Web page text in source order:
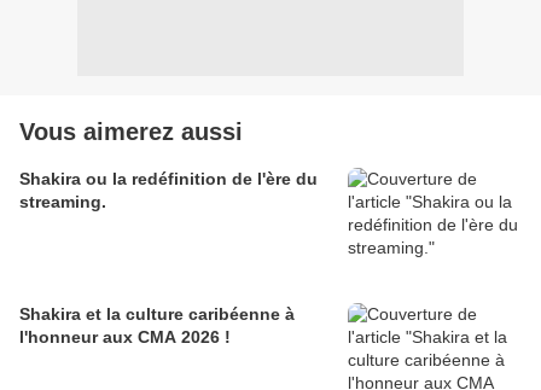
Vous aimerez aussi
Shakira ou la redéfinition de l'ère du
streaming.
Shakira et la culture caribéenne à
l'honneur aux CMA 2026 !